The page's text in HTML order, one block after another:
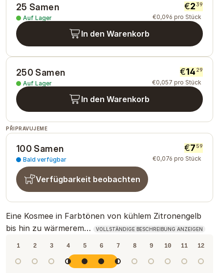
25 Samen
Auf Lager
€239
€0,096 pro Stück
In den Warenkorb
250 Samen
Auf Lager
€14 29
€0,057 pro Stück
In den Warenkorb
PŘIPRAVUJEME
100 Samen
Bald verfügbar
€7 59
€0,076 pro Stück
Verfügbarkeit beobachten
Eine Kosmee in Farbtönen von kühlem Zitronengelb
bis hin zu wärmerem…
VOLLSTÄNDIGE BESCHREIBUNG ANZEIGEN
1 2 3 4 5 6 7 8 9 10 11 12